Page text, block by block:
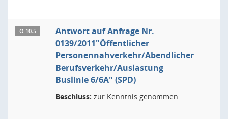
Ö 10.5
Antwort auf Anfrage Nr.
0139/2011"Öffentlicher
Personennahverkehr/Abendlicher
Berufsverkehr/Auslastung
Buslinie 6/6A" (SPD)
Beschluss: zur Kenntnis genommen